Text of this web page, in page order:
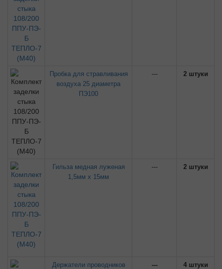
Пробка для стравливания
воздуха 25 диаметра
ПЭ100
--- 2 штуки
Гильза медная луженая
1,5мм х 15мм
--- 2 штуки
Держатели проводников --- 4 штуки